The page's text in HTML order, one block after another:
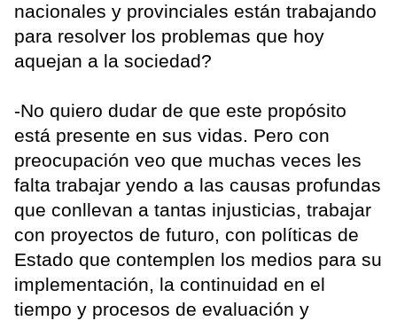
nacionales y provinciales están trabajando
para resolver los problemas que hoy
aquejan a la sociedad?
-No quiero dudar de que este propósito
está presente en sus vidas. Pero con
preocupación veo que muchas veces les
falta trabajar yendo a las causas profundas
que conllevan a tantas injusticias, trabajar
con proyectos de futuro, con políticas de
Estado que contemplen los medios para su
implementación, la continuidad en el
tiempo y procesos de evaluación y